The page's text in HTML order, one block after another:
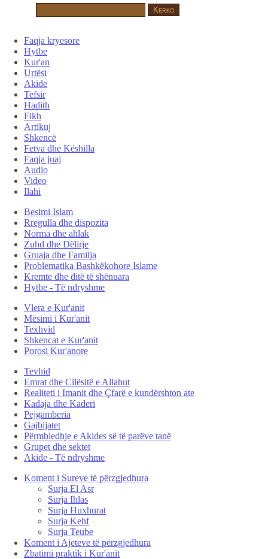
Faqja kryesore
Hytbe
Kur'an
Urtësi
Akide
Tefsir
Hadith
Fikh
Artikuj
Shkencë
Fetva dhe Këshilla
Faqja juaj
Audio
Video
Ilahi
Besimi Islam
Rregulla dhe dispozita
Norma dhe ahlak
Zuhd dhe Dëlirje
Gruaja dhe Familja
Problematika Bashkëkohore Islame
Kremte dhe ditë të shënuara
Hytbe - Të ndryshme
Vlera e Kur'anit
Mësimi i Kur'anit
Texhvid
Shkencat e Kur'anit
Porosi Kur'anore
Tevhid
Emrat dhe Cilësitë e Allahut
Realiteti i Imanit dhe Çfarë e kundërshton ate
Kadaja dhe Kaderi
Pejgamberia
Gajbijatet
Përmbledhje e Akides së të parëve tanë
Grupet dhe sektet
Akide - Të ndryshme
Koment i Sureve të përzgjedhura
Surja El Asr
Surja Ihlas
Surja Huxhurat
Surja Kehf
Surja Teube
Koment i Ajeteve të përzgjedhura
Zbatimi praktik i Kur'anit